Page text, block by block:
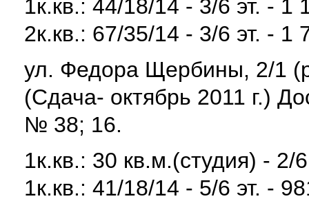
1к.кв.: 44/18/14 - 3/6 эт. - 1
2к.кв.: 67/35/14 - 3/6 эт. - 1
ул. Федора Щербины, 2/1
(Сдача- октябрь 2011 г.)
№ 38; 16.
1к.кв.: 30 кв.м.(студия) - 2/
1к.кв.: 41/18/14 - 5/6 эт. -